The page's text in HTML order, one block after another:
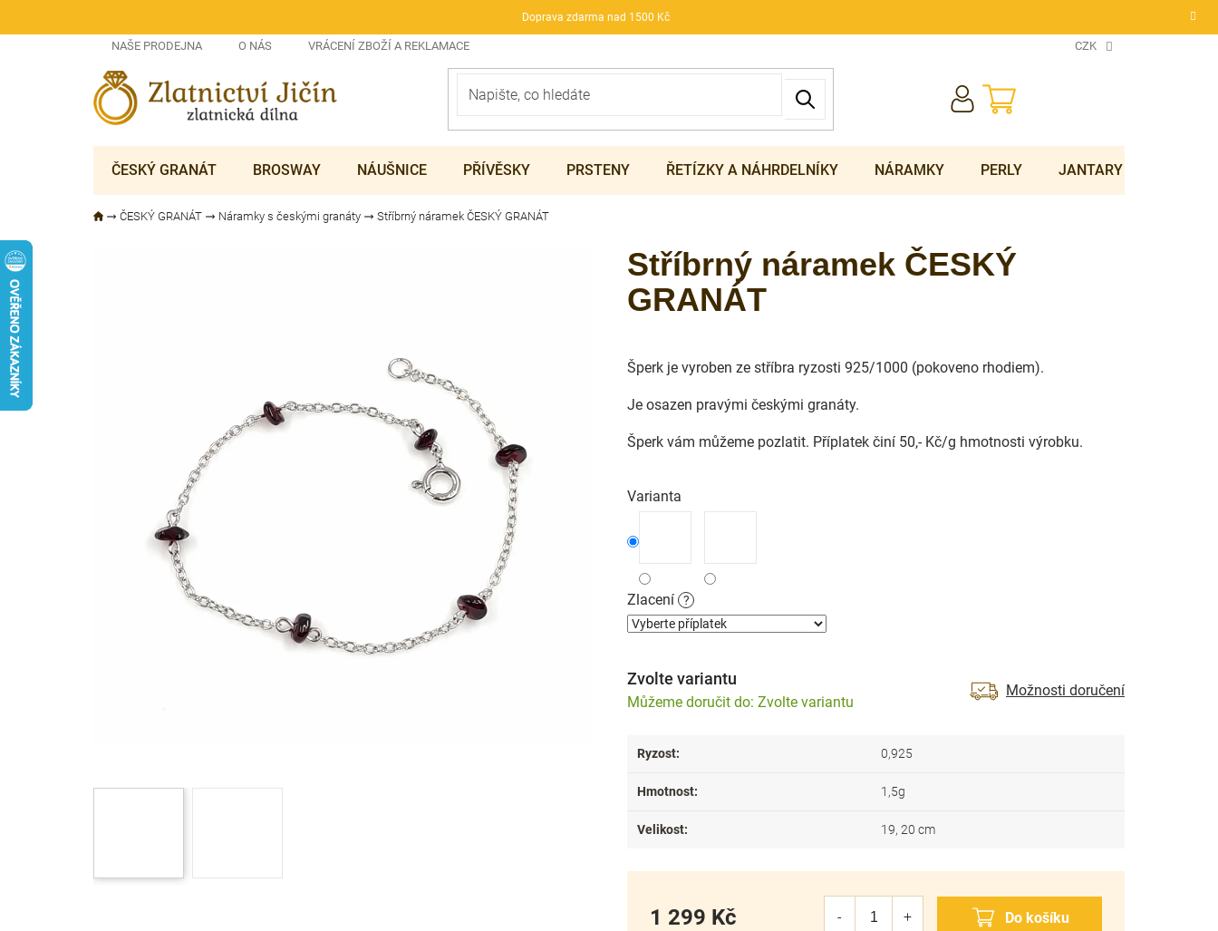
Doprava zdarma nad 1500 Kč
NAŠE PRODEJNA O NÁS VRÁCENÍ ZBOŽÍ A REKLAMACE CZK
NÁKUPNÍ
KOŠÍK
ČESKÝ GRANÁT BROSWAY NÁUŠNICE PŘÍVĚSKY PRSTENY ŘETÍZKY A NÁHRDELNÍKY NÁRAMKY PERLY JANTARY
ČESKÝ GRANÁT Náramky s českými granáty Stříbrný náramek ČESKÝ GRANÁT
Varianta
Zlacení ?
Šperk je vyroben ze stříbra ryzosti 925/1000 (pokoveno rhodiem).
Je osazen pravými českými granáty.
Šperk vám můžeme pozlatit. Příplatek činí 50,- Kč/g hmotnosti výrobku.
Stříbrný náramek ČESKÝ
GRANÁT
Zvolte variantu
Zvolte variantu
Možnosti doručení
1 299 Kč
Ryzost: 0,925
Hmotnost: 1,5g
Velikost: 19, 20 cm